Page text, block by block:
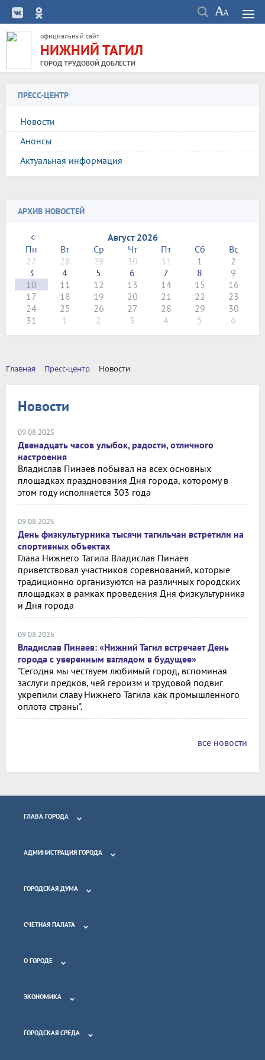
официальный сайт
НИЖНИЙ ТАГИЛ
ГОРОД ТРУДОВОЙ ДОБЛЕСТИ
ПРЕСС-ЦЕНТР
Новости
Анонсы
Актуальная информация
АРХИВ НОВОСТЕЙ
<
Август 2026
Пн
Вт Ср Чт Пт Сб
Вс
27
28 29 30 31 1
2
3
4 5 6 7 8
9
10
11 12 13 14 15
16
17
18 19 20 21 22
23
24
25 26 27 28 29
30
31
1 2 3 4 5 6
Главная Пресс-центр Новости
Новости
09.08.2025
Двенадцать часов улыбок, радости, отличного
настроения
Владислав Пинаев побывал на всех основных
площадках празднования Дня города, которому в
этом году исполняется 303 года
09.08.2025
День физкультурника тысячи тагильчан встретили на
спортивных объектах
Глава Нижнего Тагила Владислав Пинаев
приветствовал участников соревнований, которые
традиционно организуются на различных городских
площадках в рамках проведения Дня физкультурника
и Дня города
09.08.2025
Владислав Пинаев: «Нижний Тагил встречает День
города с уверенным взглядом в будущее»
"Сегодня мы чествуем любимый город, вспоминая
заслуги предков, чей героизм и трудовой подвиг
укрепили славу Нижнего Тагила как промышленного
оплота страны".
все новости
ГЛАВА ГОРОДА
АДМИНИСТРАЦИЯ ГОРОДА
ГОРОДСКАЯ ДУМА
СЧЕТНАЯ ПАЛАТА
О ГОРОДЕ
ЭКОНОМИКА
ГОРОДСКАЯ СРЕДА